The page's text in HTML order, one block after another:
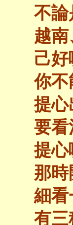
不論
越
己
你不
提心
要看
提心
那
細看
有三